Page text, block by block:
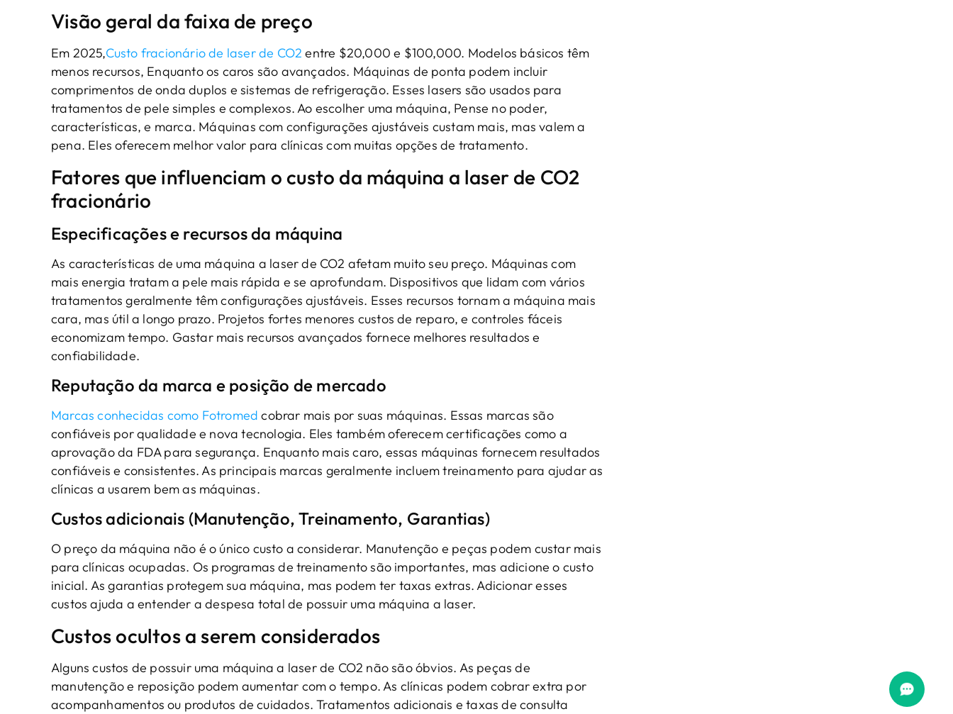
Visão geral da faixa de preço
Em 2025,Custo fracionário de laser de CO2 entre $20,000 e $100,000. Modelos básicos têm
menos recursos, Enquanto os caros são avançados. Máquinas de ponta podem incluir
comprimentos de onda duplos e sistemas de refrigeração. Esses lasers são usados para
tratamentos de pele simples e complexos. Ao escolher uma máquina, Pense no poder,
características, e marca. Máquinas com configurações ajustáveis custam mais, mas valem a
pena. Eles oferecem melhor valor para clínicas com muitas opções de tratamento.
Fatores que influenciam o custo da máquina a laser de CO2
fracionário
Especificações e recursos da máquina
As características de uma máquina a laser de CO2 afetam muito seu preço. Máquinas com
mais energia tratam a pele mais rápida e se aprofundam. Dispositivos que lidam com vários
tratamentos geralmente têm configurações ajustáveis. Esses recursos tornam a máquina mais
cara, mas útil a longo prazo. Projetos fortes menores custos de reparo, e controles fáceis
economizam tempo. Gastar mais recursos avançados fornece melhores resultados e
confiabilidade.
Reputação da marca e posição de mercado
Marcas conhecidas como Fotromed cobrar mais por suas máquinas. Essas marcas são
confiáveis por qualidade e nova tecnologia. Eles também oferecem certificações como a
aprovação da FDA para segurança. Enquanto mais caro, essas máquinas fornecem resultados
confiáveis e consistentes. As principais marcas geralmente incluem treinamento para ajudar as
clínicas a usarem bem as máquinas.
Custos adicionais (Manutenção, Treinamento, Garantias)
O preço da máquina não é o único custo a considerar. Manutenção e peças podem custar mais
para clínicas ocupadas. Os programas de treinamento são importantes, mas adicione o custo
inicial. As garantias protegem sua máquina, mas podem ter taxas extras. Adicionar esses
custos ajuda a entender a despesa total de possuir uma máquina a laser.
Custos ocultos a serem considerados
Alguns custos de possuir uma máquina a laser de CO2 não são óbvios. As peças de
manutenção e reposição podem aumentar com o tempo. As clínicas podem cobrar extra por
acompanhamentos ou produtos de cuidados. Tratamentos adicionais e taxas de consulta